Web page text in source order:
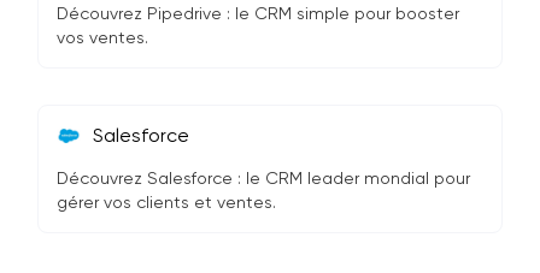
Découvrez Pipedrive : le CRM simple pour booster
vos ventes.
Salesforce
Découvrez Salesforce : le CRM leader mondial pour
gérer vos clients et ventes.